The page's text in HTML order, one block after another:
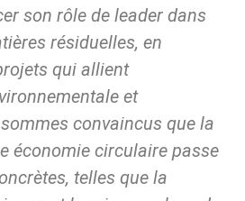
son rôle de leader dans
résiduelles, en
qui allient
et
convaincus que la
économie circulaire passe
telles que la